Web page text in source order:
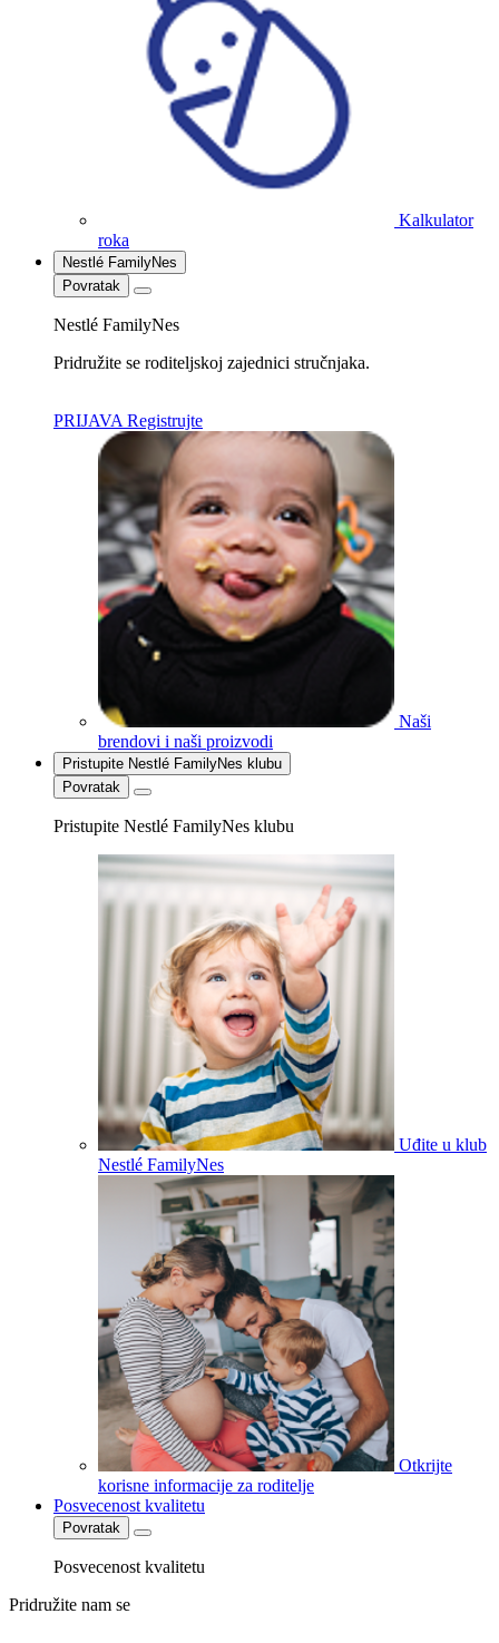
Kalkulator
roka
Nestlé FamilyNes
Povratak
Nestlé FamilyNes
Pridružite se roditeljskoj zajednici stručnjaka.
PRIJAVA Registrujte
Naši
brendovi i naši proizvodi
Pristupite Nestlé FamilyNes klubu
Povratak
Pristupite Nestlé FamilyNes klubu
Uđite u klub
Nestlé FamilyNes
Otkrijte
korisne informacije za roditelje
Posvecenost kvalitetu
Povratak
Posvecenost kvalitetu
Pridružite nam se